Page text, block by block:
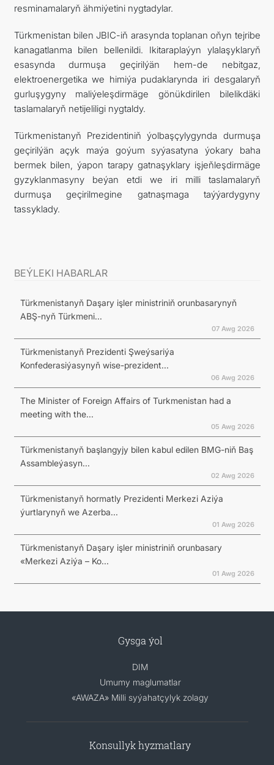
resminamalaryň ähmiýetini nygtadylar.
Türkmenistan bilen JBIC-iň arasynda toplanan oňyn tejribe
kanagatlanma bilen bellenildi. Ikitaraplaýyn ylalaşyklaryň
esasynda durmuşa geçirilýän hem-de nebitgaz,
elektroenergetika we himiýa pudaklarynda iri desgalaryň
gurluşygyny maliýeleşdirmäge gönükdirilen bilelikdäki
taslamalaryň netijeliligi nygtaldy.
Türkmenistanyň Prezidentiniň ýolbaşçylygynda durmuşa
geçirilýän açyk maýa goýum syýasatyna ýokary baha
bermek bilen, ýapon tarapy gatnaşyklary işjeňleşdirmäge
gyzyklanmasyny beýan etdi we iri milli taslamalaryň
durmuşa geçirilmegine gatnaşmaga taýýardygyny
tassyklady.
BEÝLEKI HABARLAR
Türkmenistanyň Daşary işler ministriniň orunbasarynyň
ABŞ-nyň Türkmeni...
07 Awg 2026
Türkmenistanyň Prezidenti Şweýsariýa
Konfederasiýasynyň wise-prezident...
06 Awg 2026
The Minister of Foreign Affairs of Turkmenistan had a
meeting with the...
05 Awg 2026
Türkmenistanyň başlangyjy bilen kabul edilen BMG-niň Baş
Assambleýasyn...
02 Awg 2026
Türkmenistanyň hormatly Prezidenti Merkezi Aziýa
ýurtlarynyň we Azerba...
01 Awg 2026
Türkmenistanyň Daşary işler ministriniň orunbasary
«Merkezi Aziýa – Ko...
01 Awg 2026
Gysga ýol
DIM
Umumy maglumatlar
«AWAZA» Milli syýahatçylyk zolagy
Konsullyk hyzmatlary